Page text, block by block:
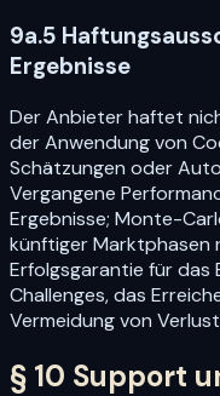
9a.5
Ergebnisse
Der Anbieter haftet
der Anwendung von
Schätzungen oder
Vergangene
Ergebnisse; Monte-
künftiger Marktphasen
Erfolgsgarantie für das
Challenges, das
Vermeidung von
§ 10 Support